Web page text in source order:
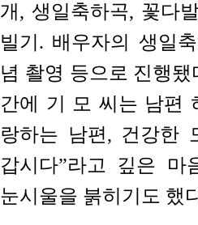
개, 생일축하곡, 꽃다
빌기. 배우자의 생일
념 촬영 등으로 진행됐
간에 기 모 씨는 남편
랑하는 남편, 건강한
갑시다”라고 깊은 마
눈시울을 붉히기도 했